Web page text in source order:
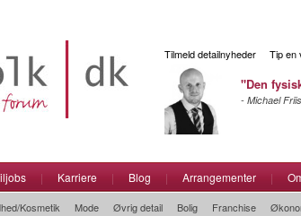
Tilmeld detailnyheder Tip en
"Den
- Michael
| Karriere | Blog | Arrangementer |
Kosmetik Mode Øvrig detail Bolig Franchise